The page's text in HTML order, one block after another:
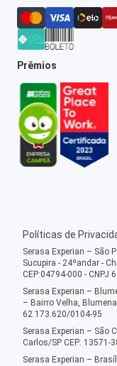
Prêmios
Políticas de
Serasa Experian – São
Sucupira - 24ºandar -
CEP:04794-000 - CNPJ
Serasa Experian –
– Bairro Velha,
62.173.620/0104-95
Serasa Experian – São
Carlos/SP CEP: 13571-
Serasa Experian –